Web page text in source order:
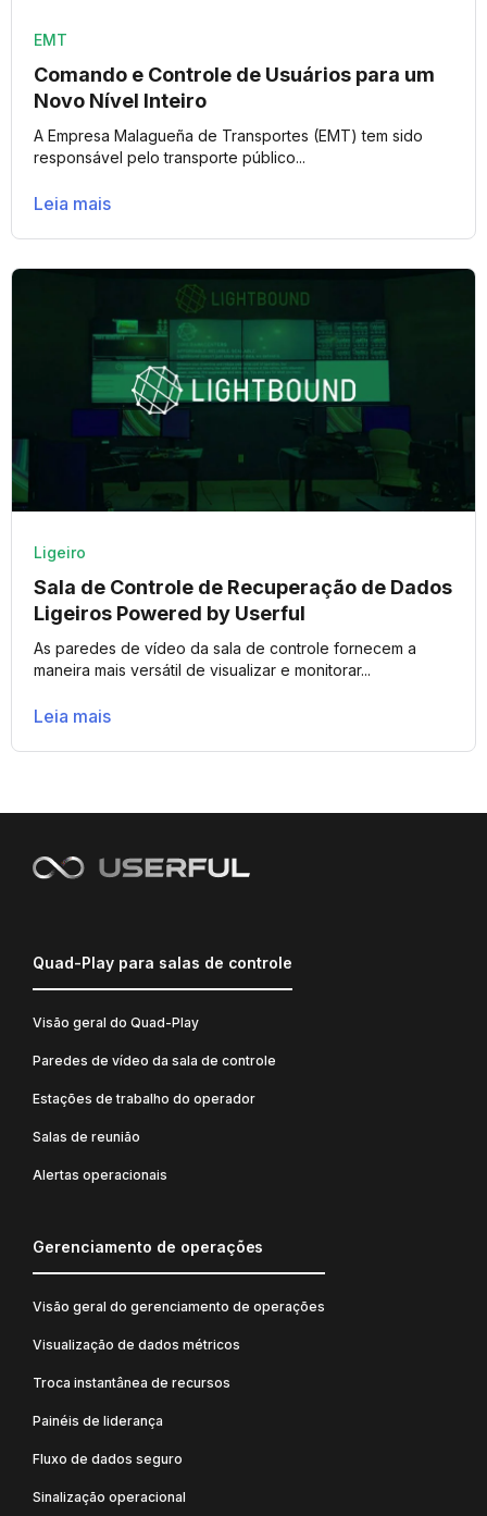
EMT
Comando e Controle de Usuários para um
Novo Nível Inteiro
A Empresa Malagueña de Transportes (EMT) tem sido
responsável pelo transporte público...
Leia mais
Ligeiro
Sala de Controle de Recuperação de Dados
Ligeiros Powered by Userful
As paredes de vídeo da sala de controle fornecem a
maneira mais versátil de visualizar e monitorar...
Leia mais
Quad-Play para salas de controle
Visão geral do Quad-Play
Paredes de vídeo da sala de controle
Estações de trabalho do operador
Salas de reunião
Alertas operacionais
Gerenciamento de operações
Visão geral do gerenciamento de operações
Visualização de dados métricos
Troca instantânea de recursos
Painéis de liderança
Fluxo de dados seguro
Sinalização operacional